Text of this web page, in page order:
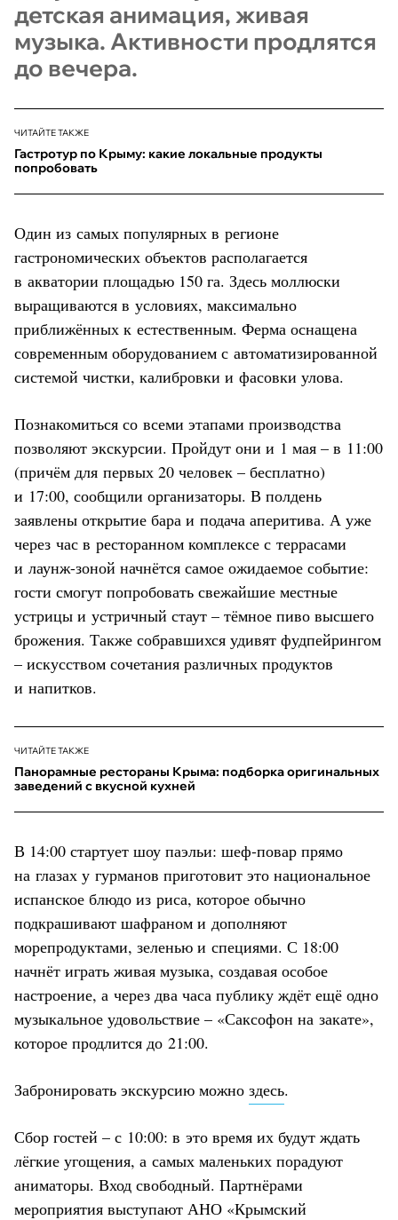
детская анимация, живая
музыка. Активности продлятся
до вечера.
ЧИТАЙТЕ ТАКЖЕ
Гастротур по Крыму: какие локальные продукты
попробовать
Один из самых популярных в регионе
гастрономических объектов располагается
в акватории площадью 150 га. Здесь моллюски
выращиваются в условиях, максимально
приближённых к естественным. Ферма оснащена
современным оборудованием с автоматизированной
системой чистки, калибровки и фасовки улова.
Познакомиться со всеми этапами производства
позволяют экскурсии. Пройдут они и 1 мая – в 11:00
(причём для первых 20 человек – бесплатно)
и 17:00, сообщили организаторы. В полдень
заявлены открытие бара и подача аперитива. А уже
через час в ресторанном комплексе с террасами
и лаунж-зоной начнётся самое ожидаемое событие:
гости смогут попробовать свежайшие местные
устрицы и устричный стаут – тёмное пиво высшего
брожения. Также собравшихся удивят фудпейрингом
– искусством сочетания различных продуктов
и напитков.
ЧИТАЙТЕ ТАКЖЕ
Панорамные рестораны Крыма: подборка оригинальных
заведений с вкусной кухней
В 14:00 стартует шоу паэльи: шеф-повар прямо
на глазах у гурманов приготовит это национальное
испанское блюдо из риса, которое обычно
подкрашивают шафраном и дополняют
морепродуктами, зеленью и специями. С 18:00
начнёт играть живая музыка, создавая особое
настроение, а через два часа публику ждёт ещё одно
музыкальное удовольствие – «Саксофон на закате»,
которое продлится до 21:00.
Забронировать экскурсию можно здесь.
Сбор гостей – с 10:00: в это время их будут ждать
лёгкие угощения, а самых маленьких порадуют
аниматоры. Вход свободный. Партнёрами
мероприятия выступают АНО «Крымский